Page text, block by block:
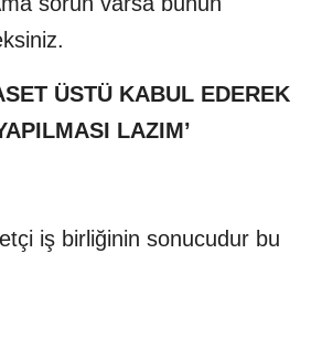
ÜSTÜ KABUL EDEREK
LAZIM’
iş birliğinin sonucudur bu